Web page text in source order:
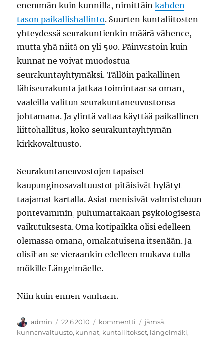
enemmän kuin kunnilla, nimittäinkahden
tason paikallishallinto. Suurten kuntaliitosten
yhteydessä seurakuntienkin määrä vähenee,
mutta yhä niitä on yli 500. Päinvastoin kuin
kunnat ne voivat muodostua
seurakuntayhtymäksi. Tällöin paikallinen
lähiseurakunta jatkaa toimintaansa oman,
vaaleilla valitun seurakuntaneuvostonsa
johtamana. Ja ylintä valtaa käyttää paikallinen
liittohallitus, koko seurakuntayhtymän
kirkkovaltuusto.
Seurakuntaneuvostojen tapaiset
kaupunginosavaltuustot pitäisivät hylätyt
taajamat kartalla. Asiat menisivät valmisteluun
pontevammin, puhumattakaan psykologisesta
vaikutuksesta. Oma kotipaikka olisi edelleen
olemassa omana, omalaatuisena itsenään. Ja
olisihan se vieraankin edelleen mukava tulla
mökille Längelmäelle.
Niin kuin ennen vanhaan.
Kirjoittaja
admin Julkaistu
22.6.2010 Kategoriat
kommentti Avainsanat
jämsä,
kunnanvaltuusto, kunnat, kuntaliitokset, längelmäki,